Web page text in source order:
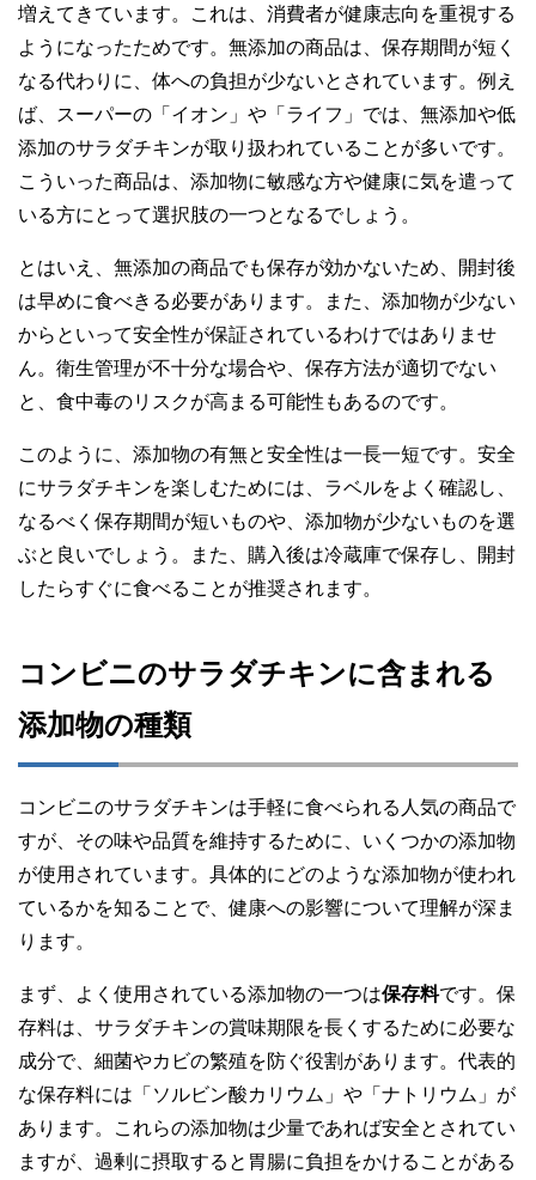
増えてきています。これは、消費者が健康志向を重視する
ようになったためです。無添加の商品は、保存期間が短く
なる代わりに、体への負担が少ないとされています。例え
ば、スーパーの「イオン」や「ライフ」では、無添加や低
添加のサラダチキンが取り扱われていることが多いです。
こういった商品は、添加物に敏感な方や健康に気を遣って
いる方にとって選択肢の一つとなるでしょう。
とはいえ、無添加の商品でも保存が効かないため、開封後
は早めに食べきる必要があります。また、添加物が少ない
からといって安全性が保証されているわけではありませ
ん。衛生管理が不十分な場合や、保存方法が適切でない
と、食中毒のリスクが高まる可能性もあるのです。
このように、添加物の有無と安全性は一長一短です。安全
にサラダチキンを楽しむためには、ラベルをよく確認し、
なるべく保存期間が短いものや、添加物が少ないものを選
ぶと良いでしょう。また、購入後は冷蔵庫で保存し、開封
したらすぐに食べることが推奨されます。
コンビニのサラダチキンに含まれる
添加物の種類
コンビニのサラダチキンは手軽に食べられる人気の商品で
すが、その味や品質を維持するために、いくつかの添加物
が使用されています。具体的にどのような添加物が使われ
ているかを知ることで、健康への影響について理解が深ま
ります。
まず、よく使用されている添加物の一つは保存料です。保
存料は、サラダチキンの賞味期限を長くするために必要な
成分で、細菌やカビの繁殖を防ぐ役割があります。代表的
な保存料には「ソルビン酸カリウム」や「ナトリウム」が
あります。これらの添加物は少量であれば安全とされてい
ますが、過剰に摂取すると胃腸に負担をかけることがある